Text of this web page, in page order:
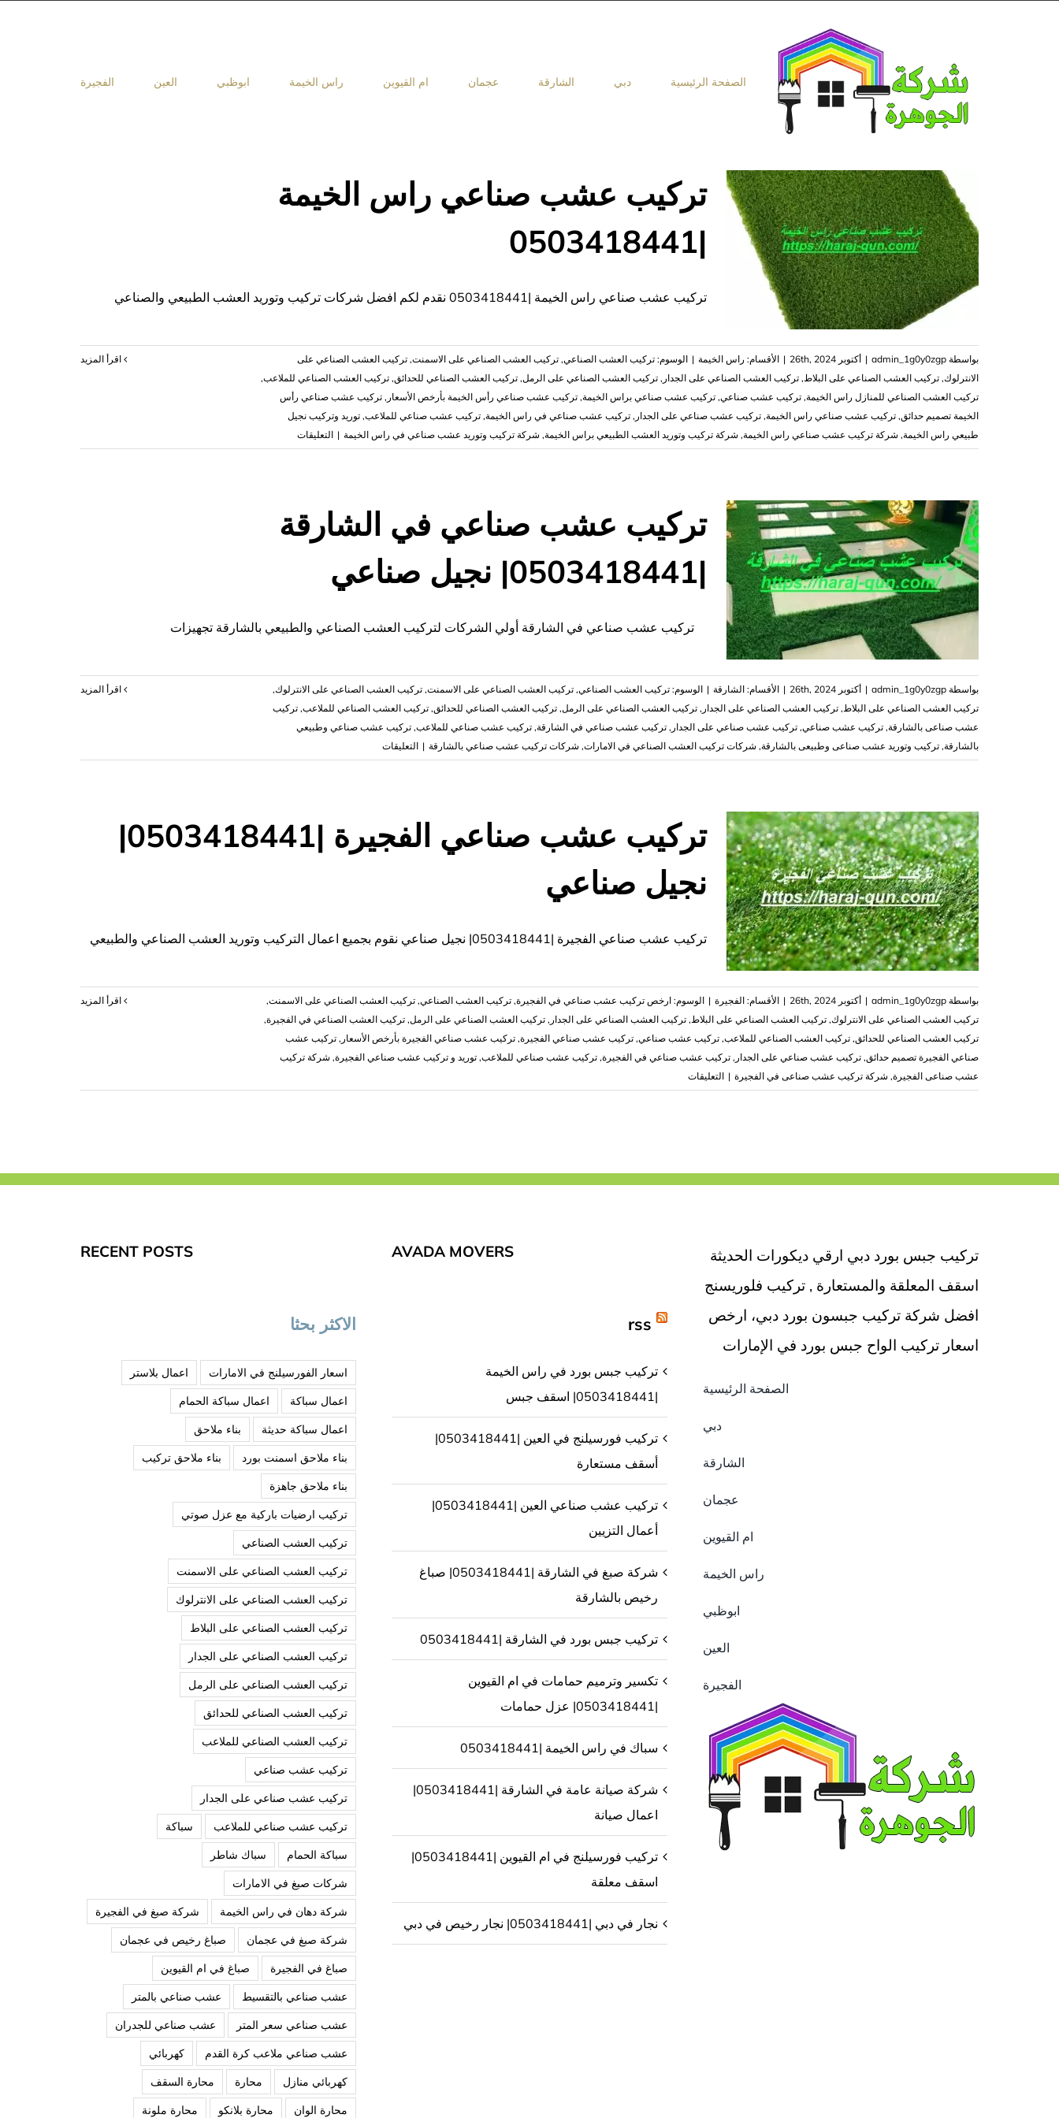
الصفحة الرئيسية دبي الشارقة عجمان ام القيوين راس الخيمة ابوظبي العين الفجيرة
تركيب عشب صناعي راس الخيمة
|0503418441
تركيب عشب صناعي راس الخيمة |0503418441 نقدم لكم افضل شركات تركيب وتوريد العشب الطبيعي والصناعي
بواسطة admin_1g0y0zgp
| أكتوبر 26th, 2024 | الأقسام: راس الخيمة | الوسوم: تركيب العشب الصناعي, تركيب العشب الصناعي على الاسمنت, تركيب العشب الصناعي على
الانترلوك, تركيب العشب الصناعي على البلاط, تركيب العشب الصناعي على الجدار , تركيب العشب الصناعي على الرمل, تركيب العشب الصناعي للحدائق, تركيب العشب الصناعي للملاعب,
تركيب العشب الصناعي للمنازل راس الخيمة, تركيب عشب صناعي, تركيب عشب صناعي براس الخيمة, تركيب عشب صناعي رأس الخيمة بأرخص الأسعار , تركيب عشب صناعي رأس
الخيمة تصميم حدائق, تركيب عشب صناعي راس الخيمة, تركيب عشب صناعي على الجدار , ‏تركيب عشب صناعي في راس الخيمة, تركيب عشب صناعي للملاعب, توريد وتركيب نجيل
طبيعي راس الخيمة, شركة تركيب عشب صناعي راس الخيمة, شركة تركيب وتوريد العشب الطبيعي براس الخيمة, شركة تركيب وتوريد عشب صناعي في راس الخيمة | التعليقاتعلى
تركيب
الخيمة
تركيب عشب صناعي في الشارقة
|0503418441| نجيل صناعي
تركيب عشب صناعي في الشارقة أولي الشركات لتركيب العشب الصناعي والطبيعي بالشارقة تجهيزات
بواسطة admin_1g0y0zgp
| أكتوبر 26th, 2024 | الأقسام: الشارقة | الوسوم: تركيب العشب الصناعي, تركيب العشب الصناعي على الاسمنت, تركيب العشب الصناعي على الانترلوك,
تركيب العشب الصناعي على البلاط, تركيب العشب الصناعي على الجدار , تركيب العشب الصناعي على الرمل, تركيب العشب الصناعي للحدائق, تركيب العشب الصناعي للملاعب, تركيب
عشب صناعى بالشارقة, تركيب عشب صناعي, تركيب عشب صناعي على الجدار , تركيب عشب صناعي في الشارقة, تركيب عشب صناعي للملاعب, تركيب عشب صناعي وطبيعي
بالشارقة, تركيب وتوريد عشب صناعى وطبيعى بالشارقة, شركات تركيب العشب الصناعي في الامارات, شركات تركيب عشب صناعي بالشارقة | التعليقاتعلى
تركيب
الشارقة
تركيب عشب صناعي الفجيرة |0503418441|
نجيل صناعي
تركيب عشب صناعي الفجيرة |0503418441| نجيل صناعي نقوم بجميع اعمال التركيب وتوريد العشب الصناعي والطبيعي
بواسطة admin_1g0y0zgp
| أكتوبر 26th, 2024 | الأقسام: الفجيرة | الوسوم: ‏ارخص تركيب عشب صناعي في الفجيرة, تركيب العشب الصناعي, تركيب العشب الصناعي على الاسمنت,
تركيب العشب الصناعي على الانترلوك, تركيب العشب الصناعي على البلاط, تركيب العشب الصناعي على الجدار , تركيب العشب الصناعي على الرمل, تركيب العشب الصناعي في الفجيرة,
تركيب العشب الصناعي للحدائق, تركيب العشب الصناعي للملاعب, تركيب عشب صناعي, تركيب عشب صناعي الفجيرة, تركيب عشب صناعي الفجيرة بأرخص الأسعار , تركيب عشب
صناعي الفجيرة تصميم حدائق, تركيب عشب صناعي على الجدار , تركيب عشب صناعي في الفجيرة, تركيب عشب صناعي للملاعب, توريد و تركيب عشب صناعي الفجيرة, شركة تركيب
عشب صناعى الفجيرة, شركة تركيب عشب صناعى في الفجيرة | التعليقاتعلى
تركيب
نجيل
تركيب جبس بورد دبي ارقي ديكورات الحديثة
اسقف المعلقة والمستعارة , تركيب فلوريسنج
افضل شركة تركيب جبسون بورد دبي، ارخص
اسعار تركيب الواح جبس بورد في الإمارات
الصفحة الرئيسية
دبي
الشارقة
عجمان
ام القيوين
راس الخيمة
ابوظبي
العين
الفجيرة
AVADA MOVERS
rss
تركيب جبس بورد في راس الخيمة
|0503418441| اسقف جبس
تركيب فورسيلنج في العين |0503418441|
أسقف مستعارة
تركيب عشب صناعي العين |0503418441|
أعمال التزيين
شركة صبغ في الشارقة |0503418441| صباغ
رخيص بالشارقة
تركيب جبس بورد في الشارقة |0503418441
تكسير وترميم حمامات في ام القيوين
|0503418441| عزل حمامات
سباك في راس الخيمة |0503418441
شركة صيانة عامة في الشارقة |0503418441|
اعمال صيانة
تركيب فورسيلنج في ام القيوين |0503418441|
اسقف معلقة
نجار في دبي |0503418441| نجار رخيص في دبي
RECENT POSTS
الاكثر بحثا
اسعار الفورسيلنج في الامارات
اعمال بلاستر
اعمال سباكة
اعمال سباكة الحمام
اعمال سباكة حديثة
بناء ملاحق
بناء ملاحق اسمنت بورد
بناء ملاحق تركيب
بناء ملاحق جاهزة
تركيب ارضيات باركية مع عزل صوتي
تركيب العشب الصناعي
تركيب العشب الصناعي على الاسمنت
تركيب العشب الصناعي على الانترلوك
تركيب العشب الصناعي على البلاط
تركيب العشب الصناعي على الجدار
تركيب العشب الصناعي على الرمل
تركيب العشب الصناعي للحدائق
تركيب العشب الصناعي للملاعب
تركيب عشب صناعي
تركيب عشب صناعي على الجدار
تركيب عشب صناعي للملاعب
سباكة
سباكة الحمام
سباك شاطر
شركات صبغ في الامارات
شركة دهان في راس الخيمة
شركة صبغ في الفجيرة
شركة صبغ في عجمان
صباغ رخيص في عجمان
صباغ في الفجيرة
صباغ في ام القيوين
عشب صناعي بالتقسيط
عشب صناعي بالمتر
عشب صناعي سعر المتر
عشب صناعي للجدران
عشب صناعي ملاعب كرة القدم
كهربائي
كهربائي منازل
محارة
محارة السقف
محارة الوان
محارة بلانكو محارة ملونة